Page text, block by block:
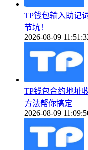
TP钱包输入助记
节坑！
2026-08-09
TP钱包合约地址
方法帮你搞定
2026-08-09